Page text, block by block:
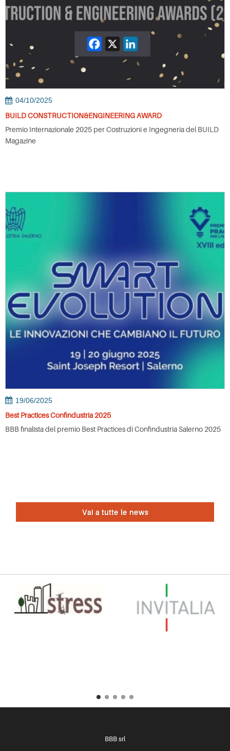
04/10/2025
BUILD CONSTRUCTION&ENGINEERING AWARD
Premio Internazionale 2025 per Costruzioni e Ingegneria del BUILD
Magazine
19/06/2025
Best Practices Confindustria 2025
BBB finalista del premio Best Practices di Confindustria Salerno 2025
Vai a tutte le news
BBB srl